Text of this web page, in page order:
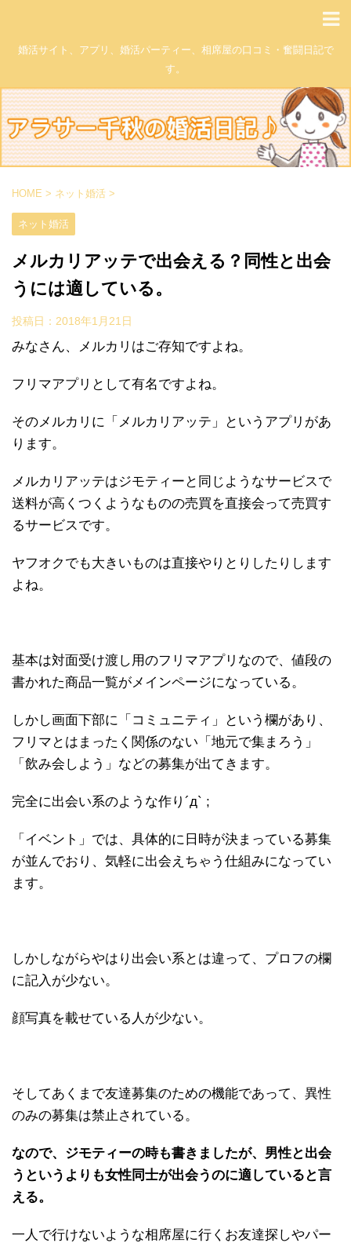
婚活サイト、アプリ、婚活パーティー、相席屋の口コミ・奮闘日記で
す。
HOME > ネット婚活 >
ネット婚活
メルカリアッテで出会える？同性と出会
うには適している。
投稿日： 2018年1月21日
みなさん、メルカリはご存知ですよね。
フリマアプリとして有名ですよね。
そのメルカリに「メルカリアッテ」というアプリがあ
ります。
メルカリアッテはジモティーと同じようなサービスで
送料が高くつくようなものの売買を直接会って売買す
るサービスです。
ヤフオクでも大きいものは直接やりとりしたりします
よね。
基本は対面受け渡し用のフリマアプリなので、値段の
書かれた商品一覧がメインページになっている。
しかし画面下部に「コミュニティ」という欄があり、
フリマとはまったく関係のない「地元で集まろう」
「飲み会しよう」などの募集が出てきます。
完全に出会い系のような作り´д` ;
「イベント」では、具体的に日時が決まっている募集
が並んでおり、気軽に出会えちゃう仕組みになってい
ます。
しかしながらやはり出会い系とは違って、プロフの欄
に記入が少ない。
顔写真を載せている人が少ない。
そしてあくまで友達募集のための機能であって、異性
のみの募集は禁止されている。
なので、ジモティーの時も書きましたが、男性と出会
うというよりも女性同士が出会うのに適していると言
える。
一人で行けないような相席屋に行くお友達探しやパー